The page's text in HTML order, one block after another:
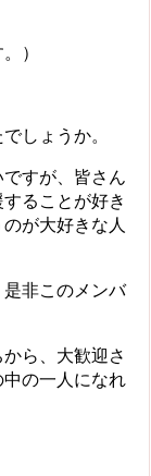
）
しょうか。
すが、皆さん
ることが好き
が大好きな人
非このメンバ
ら、大歓迎さ
の一人になれ